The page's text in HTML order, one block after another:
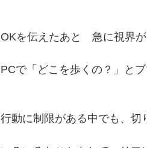
OKを伝えたあと　急に視界
PCで「どこを歩くの？」と
行動に制限がある中でも、切